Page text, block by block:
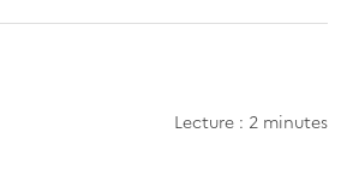
Lecture : 2 minutes